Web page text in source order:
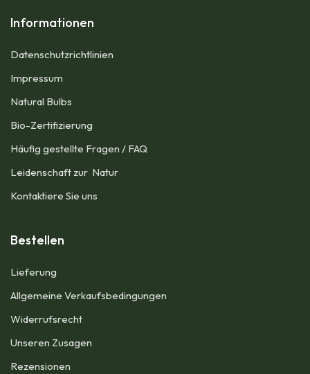
Informationen
Datenschutzrichtlinien
Impressum​
Natural Bulbs
Bio-Zertifizierung
Häufig gestellte Fragen / FAQ
Leidenschaft zur Natur
Kontaktiere Sie uns
Bestellen
Lieferung
Allgemeine Verkaufsbedingungen​
Widerrufsrecht
Unseren Zusagen
Rezensionen​